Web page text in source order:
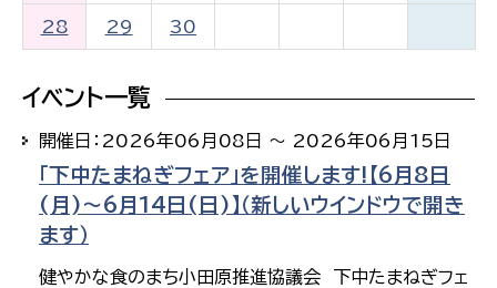
28 29 30
イベント一覧
開催日：2026年06月08日 ～ 2026年06月15日
「下中たまねぎフェア」を開催します!【6月8日
(月)～6月14日(日)】（新しいウインドウで開き
ます）
健やかな食のまち小田原推進協議会 下中たまねぎフェ